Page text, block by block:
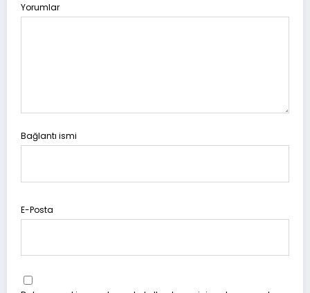
Yorumlar
Bağlantı ismi
E-Posta